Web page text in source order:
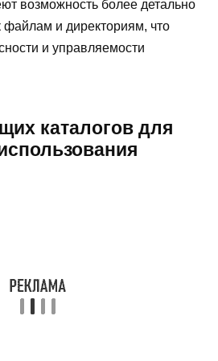
возможность более детально
файлам и директориям, что
и управляемости
каталогов для